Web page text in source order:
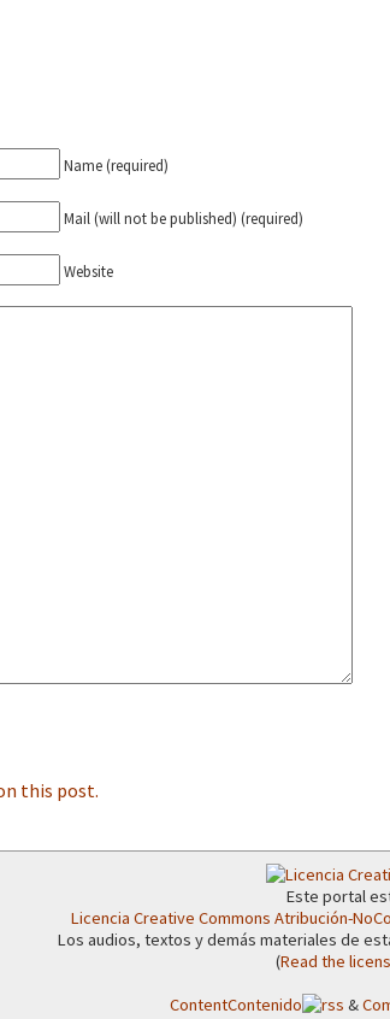
“Guerra contra a Humanidad”
“Guerra contra a Humanidade”
julio] Jornadas globales por la libertad de
Name (required)
Mail (will not be published) (required)
Website
this post.
Este portal
Licencia Creative Commons Atribución-
Los audios, textos y demás materiales de
(Read the
ContentContenido &